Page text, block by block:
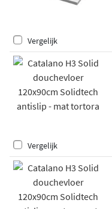
Vergelijk
Vergelijk